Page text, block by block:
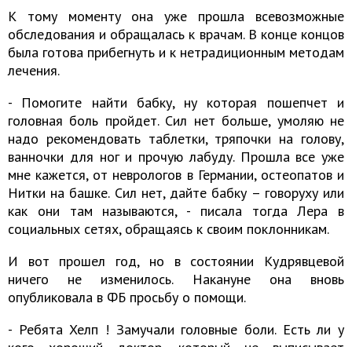
К тому моменту она уже прошла всевозможные
обследования и обращалась к врачам. В конце концов
была готова прибегнуть и к нетрадиционным методам
лечения.
- Помогите найти бабку, ну которая пошепчет и
головная боль пройдет. Сил нет больше, умоляю не
надо рекомендовать таблетки, тряпочки на голову,
ванночки для ног и прочую лабуду. Прошла все уже
мне кажется, от неврологов в Германии, остеопатов и
Нитки на башке. Сил нет, дайте бабку – говоруху или
как они там называются, - писала тогда Лера в
социальных сетях, обращаясь к своим поклонникам.
И вот прошел год, но в состоянии Кудрявцевой
ничего не изменилось. Накануне она вновь
опубликовала в ФБ просьбу о помощи.
- Ребята Хелп ! Замучали головные боли. Есть ли у